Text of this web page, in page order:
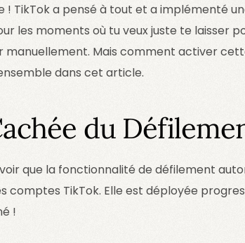
! TikTok a pensé à tout et a implémenté
les moments où tu veux juste te laisser
manuellement. Mais comment activer
dans cet article.
du
que la fonctionnalité de défilement
comptes TikTok. Elle est déployée
!